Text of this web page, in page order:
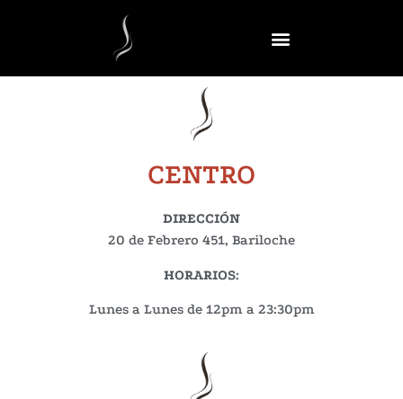
CENTRO
DIRECCIÓN
20 de Febrero 451, Bariloche
HORARIOS:
Lunes a Lunes de 12pm a 23:30pm